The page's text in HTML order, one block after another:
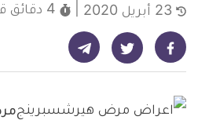
4 دقائق
شارك على فيسبوك - ديلي ميديكال انفو شارك على تويتر - ديلي ميديكال انفو شارك على تيليجرام - ديلي ميديكال انفو